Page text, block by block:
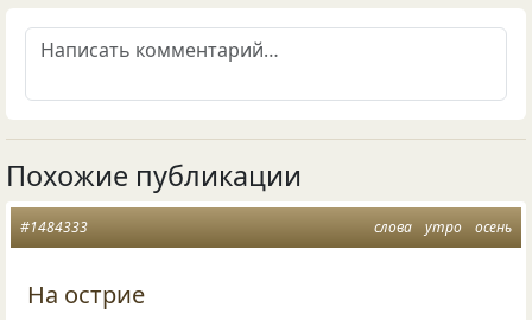
Похожие публикации
слова утро осень
#1484333
На острие